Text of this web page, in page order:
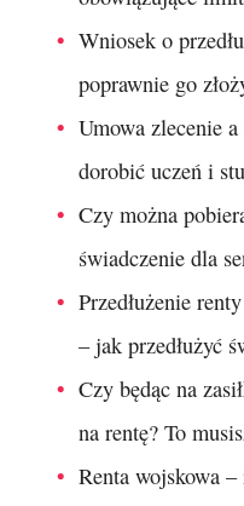
Wniosek o
poprawnie go
Umowa zlecenie
dorobić uczeń i
Czy można
świadczenie dla
Przedłużenie
– jak przedłużyć
Czy będąc na
na rentę? To
Renta wojskowa